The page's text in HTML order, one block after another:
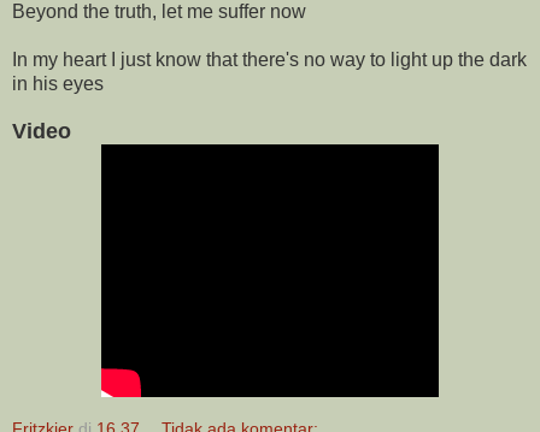
Beyond the truth, let me suffer now
In my heart I just know that there's no way to light up the dark
in his eyes
Video